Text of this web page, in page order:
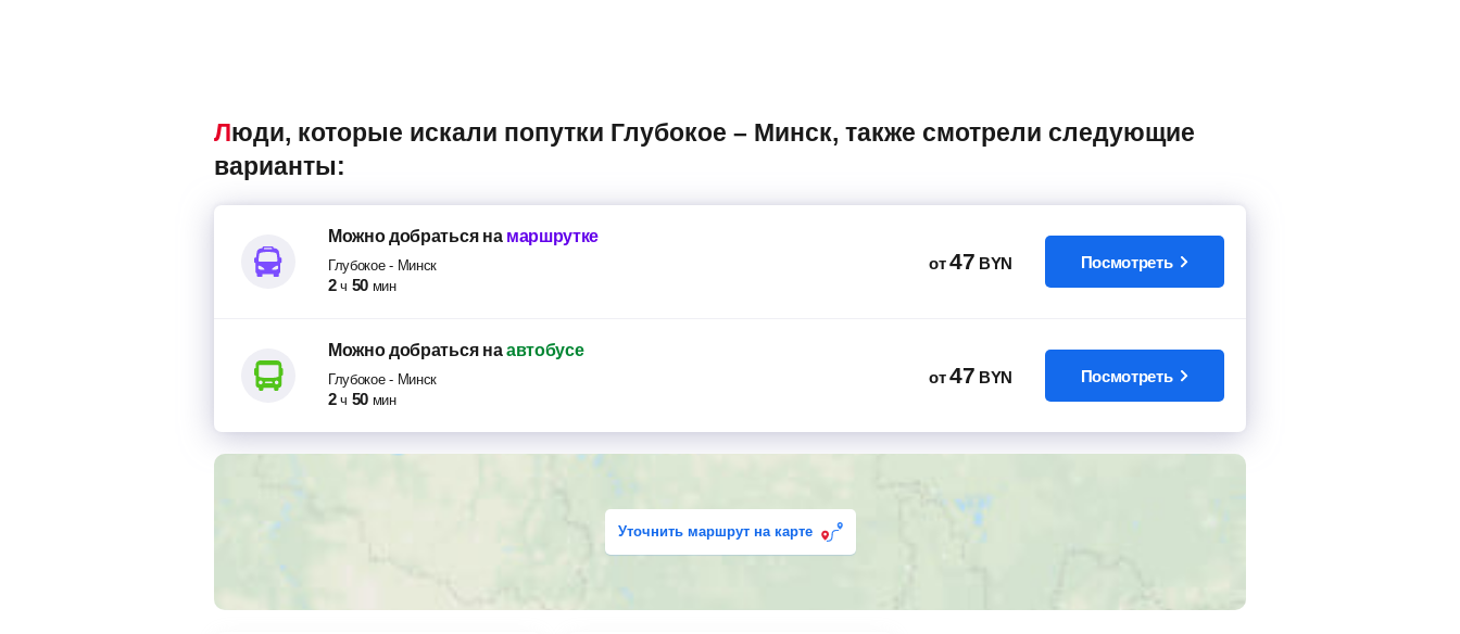
Люди, которые искали попутки Глубокое – Минск, также смотрели следующие
варианты:
Можно добратьсяна маршрутке
Глубокое- Минск
2 ч 50 мин
от 47 BYN Посмотреть
Можно добратьсяна автобусе
Глубокое- Минск
2 ч 50 мин
от 47 BYN Посмотреть
Уточнить маршрут на карте